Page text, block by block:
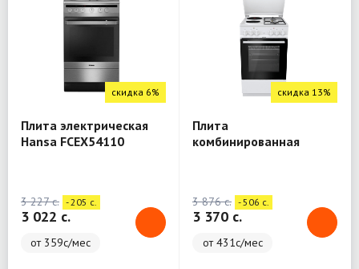
скидка 6%
Плита электрическая
Hansa FCEX54110
3 227 c. - 205 c.
3 022 c.
от 359с/мес
скидка 13%
Плита
комбинированная
3 876 c. - 506 c.
3 370 c.
от 431с/мес